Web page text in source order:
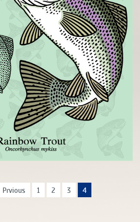
Prvious 1 2 3 4